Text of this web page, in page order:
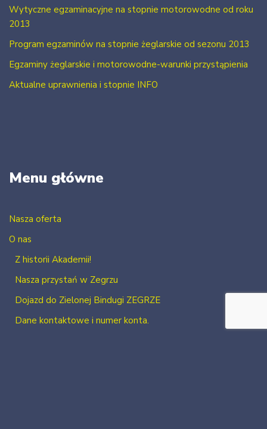
Wytyczne egzaminacyjne na stopnie motorowodne od roku
2013
Program egzaminów na stopnie żeglarskie od sezonu 2013
Egzaminy żeglarskie i motorowodne-warunki przystąpienia
Aktualne uprawnienia i stopnie INFO
Menu główne
Nasza oferta
O nas
Z historii Akademii!
Nasza przystań w Zegrzu
Dojazd do Zielonej Bindugi ZEGRZE
Dane kontaktowe i numer konta.